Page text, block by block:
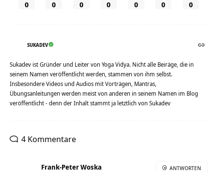
0 0 0 0 0 0 0
SUKADEV
Sukadev ist Gründer und Leiter von Yoga Vidya. Nicht alle Beiräge, die in
seinem Namen veröffentlicht werden, stammen von ihm selbst.
Insbesondere Videos und Audios mit Vorträgen, Mantras,
Übungsanleitungen werden meist von anderen in seinem Namen im Blog
veröffentlicht - denn der Inhalt stammt ja letztlich von Sukadev
4 Kommentare
Frank-Peter Woska ANTWORTEN